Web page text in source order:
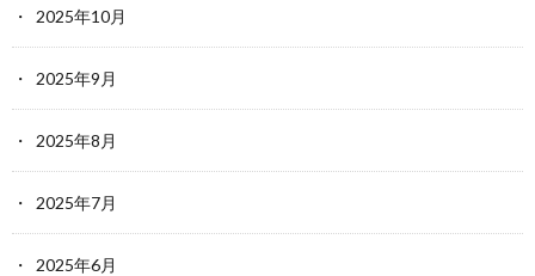
2025年10月
2025年9月
2025年8月
2025年7月
2025年6月